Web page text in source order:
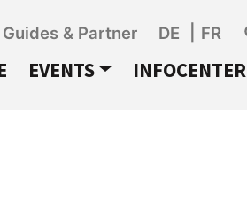
EVENTS INFOCENTER
Guides & Partner DE FR